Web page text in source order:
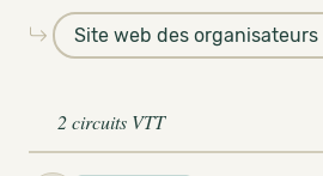
Site web des organisateurs
2 circuits VTT